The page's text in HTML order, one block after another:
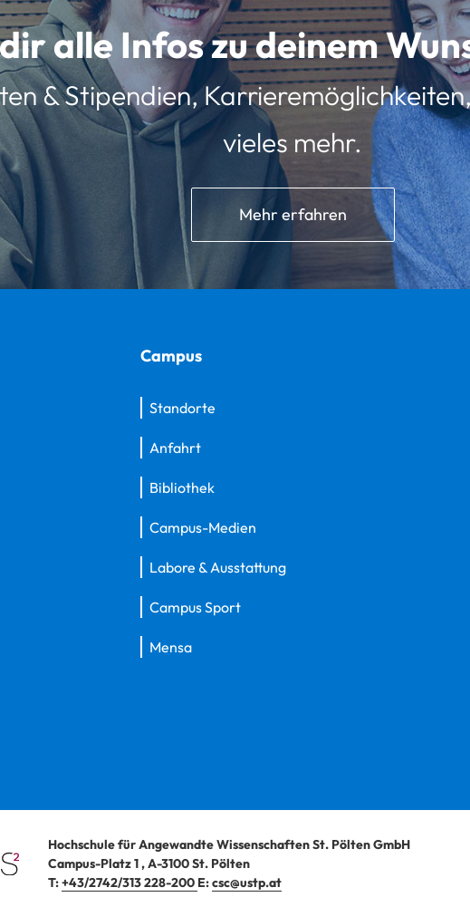
alle Infos zu deinem
& Stipendien,
vieles mehr.
Mehr erfahren
Campus
Standorte
Anfahrt
Bibliothek
Campus-Medien
Labore & Ausstattung
Campus Sport
Mensa
Hochschule für Angewandte Wissenschaften St. Pölten GmbH
Campus-Platz 1,A-3100St. Pölten
T:+43/2742/313 228-200 E:csc@ustp.at